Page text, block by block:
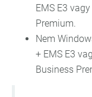
EMS E3
Premium.
Nem
+ EMS E3
Business